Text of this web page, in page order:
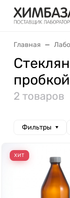
Главная
пробкой
2 товаров
Фильтры
ХИТ